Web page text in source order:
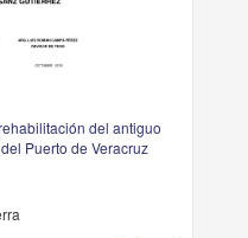
del antiguo
Puerto de Veracruz